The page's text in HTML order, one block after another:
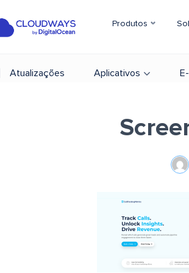
Produtos
Atualizações Aplicativos